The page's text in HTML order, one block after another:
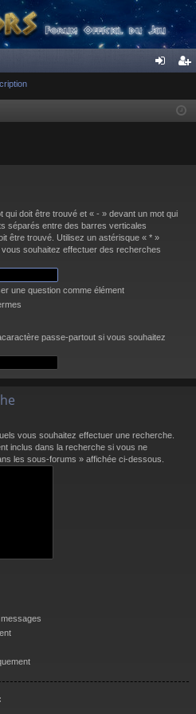
cri
qui doit être trouvé et « - » devant un mot qui
séparés entre des barres verticales
être trouvé. Utilisez un astérisque « * »
souhaitez effectuer des recherches
une question comme élément
passe-partout si vous souhaitez
vous souhaitez effectuer une recherche.
inclus dans la recherche si vous ne
les sous-forums » affichée ci-dessous.